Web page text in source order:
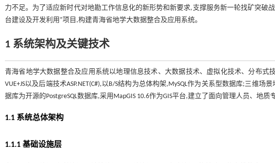
力不足。为了适应新时代对地勘工作信息化的新形势和新要求,支撑服务新一轮找矿突破
台建设及开发利用”项目,构建青海省地学大数据整合及应用系统。
1 系统架构及关键技术
青海省地学大数据整合及应用系统以地理信息技术、大数据技术、虚拟化技术、分布式
VUE+JS以及后端技术ASP.NET(C#),以B/S结构为总体构架,MySQL作为关系型数据库;三维
据库为开源的PostgreSQL数据库,采用MapGIS 10.6作为GIS平台,建立了面向管理人员、地质
1.1 系统总体架构
1.1.1 基础设施层